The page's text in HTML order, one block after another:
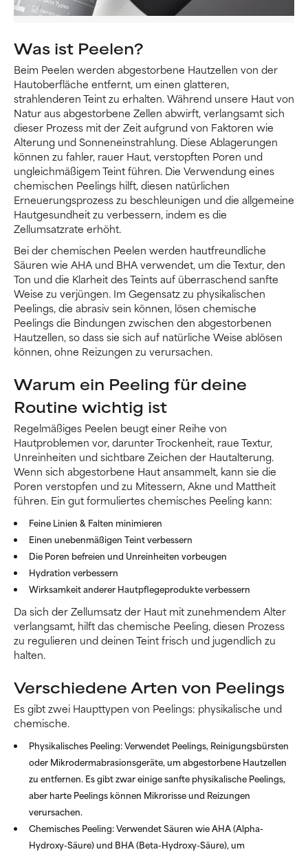
Was ist Peelen?
Beim Peelen werden abgestorbene Hautzellen von der
Hautoberfläche entfernt, um einen glatteren,
strahlenderen Teint zu erhalten. Während unsere Haut von
Natur aus abgestorbene Zellen abwirft, verlangsamt sich
dieser Prozess mit der Zeit aufgrund von Faktoren wie
Alterung und Sonneneinstrahlung. Diese Ablagerungen
können zu fahler, rauer Haut, verstopften Poren und
ungleichmäßigem Teint führen. Die Verwendung eines
chemischen Peelings hilft, diesen natürlichen
Erneuerungsprozess zu beschleunigen und die allgemeine
Hautgesundheit zu verbessern, indem es die
Zellumsatzrate erhöht.
Bei der chemischen Peelen werden hautfreundliche
Säuren wie AHA und BHA verwendet, um die Textur, den
Ton und die Klarheit des Teints auf überraschend sanfte
Weise zu verjüngen. Im Gegensatz zu physikalischen
Peelings, die abrasiv sein können, lösen chemische
Peelings die Bindungen zwischen den abgestorbenen
Hautzellen, so dass sie sich auf natürliche Weise ablösen
können, ohne Reizungen zu verursachen.
Warum ein Peeling für deine
Routine wichtig ist
Regelmäßiges Peelen beugt einer Reihe von
Hautproblemen vor, darunter Trockenheit, raue Textur,
Unreinheiten und sichtbare Zeichen der Hautalterung.
Wenn sich abgestorbene Haut ansammelt, kann sie die
Poren verstopfen und zu Mitessern, Akne und Mattheit
führen. Ein gut formuliertes chemisches Peeling kann:
Feine Linien & Falten minimieren
Einen unebenmäßigen Teint verbessern
Die Poren befreien und Unreinheiten vorbeugen
Hydration verbessern
Wirksamkeit anderer Hautpflegeprodukte verbessern
Da sich der Zellumsatz der Haut mit zunehmendem Alter
verlangsamt, hilft das chemische Peeling, diesen Prozess
zu regulieren und deinen Teint frisch und jugendlich zu
halten.
Verschiedene Arten von Peelings
Es gibt zwei Haupttypen von Peelings: physikalische und
chemische.
Physikalisches Peeling:Verwendet Peelings, Reinigungsbürsten
oder Mikrodermabrasionsgeräte, um abgestorbene Hautzellen
zu entfernen. Es gibt zwar einige sanfte physikalische Peelings,
aber harte Peelings können Mikrorisse und Reizungen
verursachen.
Chemisches Peeling:Verwendet Säuren wie AHA (Alpha-
Hydroxy-Säure) und BHA (Beta-Hydroxy-Säure), um